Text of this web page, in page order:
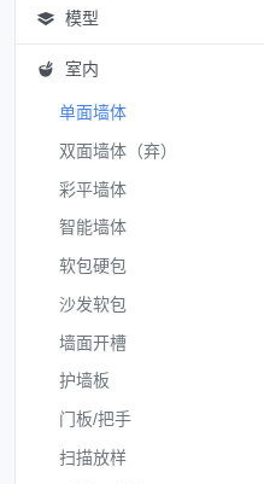
模型
室内
单面墙体
双面墙体（弃）
彩平墙体
智能墙体
软包硬包
沙发软包
墙面开槽
护墙板
门板/把手
扫描放样